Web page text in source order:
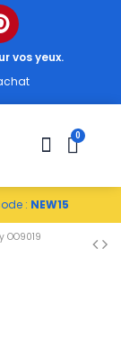
vos yeux.
: NEW15
OO9019